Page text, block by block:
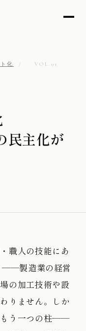
化 / VOL.01
民主化が
職人の技能にあ
——製造業の経営
の加工技術や設
りません。しか
もう一つの柱——